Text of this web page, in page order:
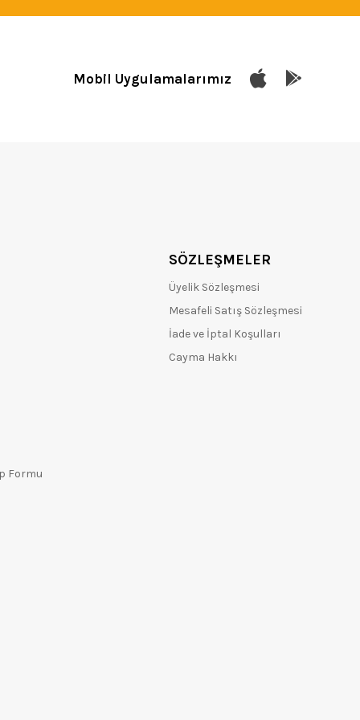
Mobil Uygulamalarımız
Formu
SÖZLEŞMELER
Üyelik Sözleşmesi
Mesafeli Satış Sözleşmesi
İade ve İptal Koşulları
Cayma Hakkı